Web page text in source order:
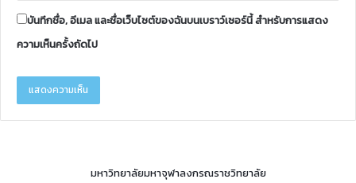
บันทึกชื่อ, อีเมล และชื่อเว็บไซต์ของฉันบนเบราว์เซอร์นี้ สำหรับการแสดง
ความเห็นครั้งถัดไป
มหาวิทยาลัยมหาจุฬาลงกรณราชวิทยาลัย